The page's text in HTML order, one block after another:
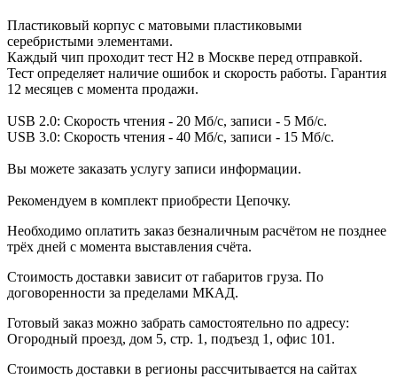
Пластиковый корпус с матовыми пластиковыми
серебристыми элементами.
Каждый чип проходит тест H2 в Москве перед отправкой.
Тест определяет наличие ошибок и скорость работы. Гарантия
12 месяцев с момента продажи.
USB 2.0: Скорость чтения - 20 Мб/с, записи - 5 Мб/с.
USB 3.0: Скорость чтения - 40 Мб/с, записи - 15 Мб/с.
Вы можете заказать услугу записи информации.
Рекомендуем в комплект приобрести Цепочку.
Необходимо оплатить заказ безналичным расчётом не позднее
трёх дней с момента выставления счёта.
Стоимость доставки зависит от габаритов груза. По
договоренности за пределами МКАД.
Готовый заказ можно забрать самостоятельно по адресу:
Огородный проезд, дом 5, стр. 1, подъезд 1, офис 101.
Стоимость доставки в регионы рассчитывается на сайтах